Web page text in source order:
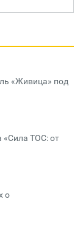
«Живица» под
«Сила ТОС: от
о